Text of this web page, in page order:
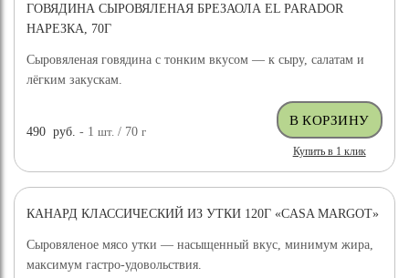
ГОВЯДИНА СЫРОВЯЛЕНАЯ БРЕЗАОЛА EL PARADOR
НАРЕЗКА, 70Г
Сыровяленая говядина с тонким вкусом — к сыру, салатам и
лёгким закускам.
490 руб. - 1шт. / 70г
Купить в 1 клик
КАНАРД КЛАССИЧЕСКИЙ ИЗ УТКИ 120Г «CASA MARGOT»
Сыровяленое мясо утки — насыщенный вкус, минимум жира,
максимум гастро-удовольствия.